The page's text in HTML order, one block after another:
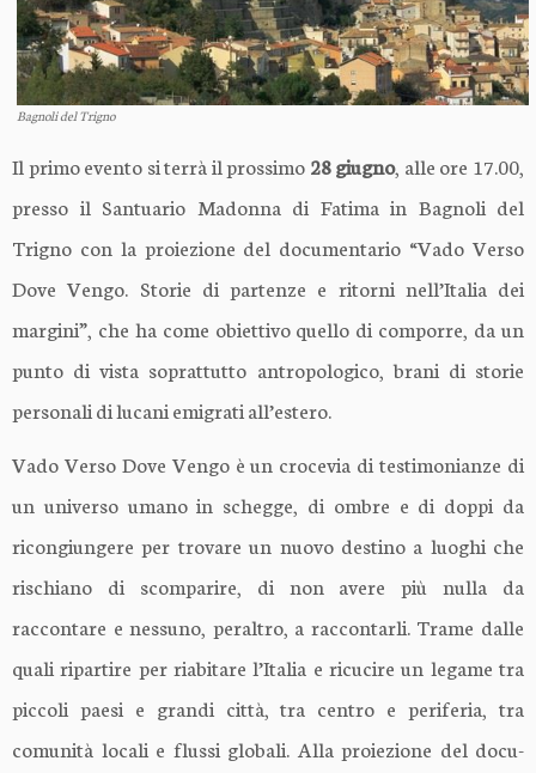
Bagnoli del Trigno
Il primo evento si terrà il prossimo 28 giugno, alle ore 17.00,
presso il Santuario Madonna di Fatima in Bagnoli del
Trigno con la proiezione del documentario “Vado Verso
Dove Vengo. Storie di partenze e ritorni nell’Italia dei
margini”, che ha come obiettivo quello di comporre, da un
punto di vista soprattutto antropologico, brani di storie
personali di lucani emigrati all’estero.
Vado Verso Dove Vengo è un crocevia di testimonianze di
un universo umano in schegge, di ombre e di doppi da
ricongiungere per trovare un nuovo destino a luoghi che
rischiano di scomparire, di non avere più nulla da
raccontare e nessuno, peraltro, a raccontarli. Trame dalle
quali ripartire per riabitare l’Italia e ricucire un legame tra
piccoli paesi e grandi città, tra centro e periferia, tra
comunità locali e flussi globali. Alla proiezione del docu-